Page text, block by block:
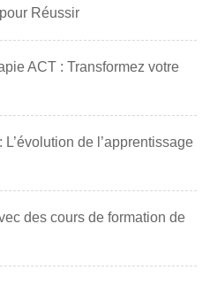
Réussir
ACT : Transformez votre
de l’apprentissage
des cours de formation de